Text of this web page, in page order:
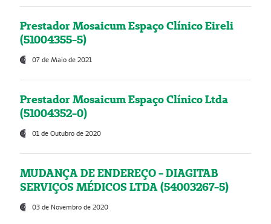
Prestador Mosaicum Espaço Clínico Eireli
(51004355-5)
07 de Maio de 2021
Prestador Mosaicum Espaço Clínico Ltda
(51004352-0)
01 de Outubro de 2020
MUDANÇA DE ENDEREÇO - DIAGITAB
SERVIÇOS MÉDICOS LTDA (54003267-5)
03 de Novembro de 2020